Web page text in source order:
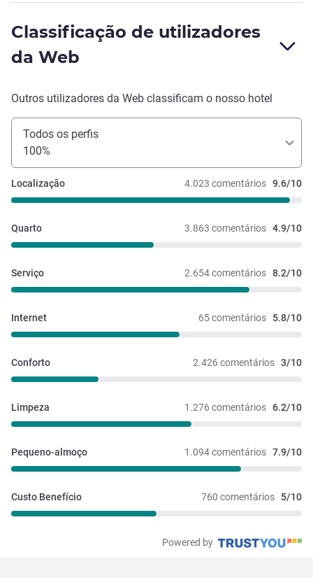
Classificação de utilizadores
da Web
Outros utilizadores da Web classificam o nosso hotel
Todos os perfis
100%
4.023 comentários 9.6/10
Localização
3.863 comentários 4.9/10
Quarto
2.654 comentários 8.2/10
Serviço
65 comentários 5.8/10
Internet
2.426 comentários 3/10
Conforto
1.276 comentários 6.2/10
Limpeza
1.094 comentários 7.9/10
Pequeno-almoço
760 comentários 5/10
Custo Benefício
Powered by